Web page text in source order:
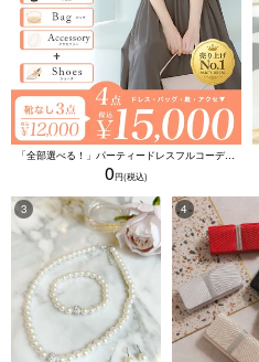
「全部選べる！」パーティードレスフルコーデセット (ドレス1点＋バッグ1点＋アクセ1点+靴1足/4点15000円(税込)/靴なしで12000円(税込))
0